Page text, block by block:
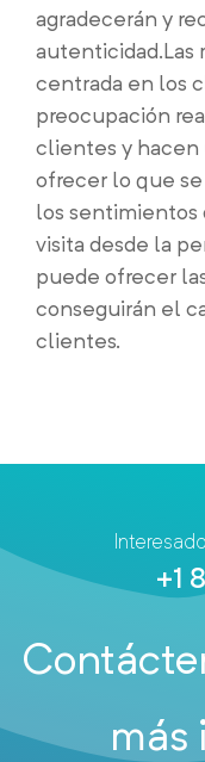
agradecerán y
autenticidad.Las
centrada en los
preocupación
clientes y hacen
ofrecer lo que
los sentimientos
visita desde la
puede ofrecer
conseguirán el
clientes.
+1
más